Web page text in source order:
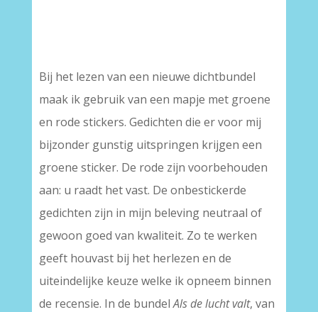
Bij het lezen van een nieuwe dichtbundel
maak ik gebruik van een mapje met groene
en rode stickers. Gedichten die er voor mij
bijzonder gunstig uitspringen krijgen een
groene sticker. De rode zijn voorbehouden
aan: u raadt het vast. De onbestickerde
gedichten zijn in mijn beleving neutraal of
gewoon goed van kwaliteit. Zo te werken
geeft houvast bij het herlezen en de
uiteindelijke keuze welke ik opneem binnen
de recensie. In de bundelAls de lucht valt, van